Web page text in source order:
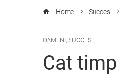
Home Succes
OAMENI, SUCCES
Cat